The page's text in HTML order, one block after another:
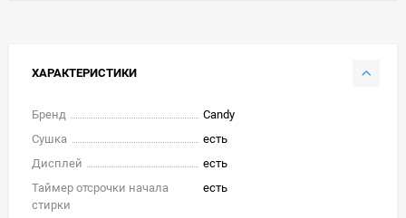
ХАРАКТЕРИСТИКИ
Бренд
Candy
Сушка
есть
Дисплей
есть
Таймер отсрочки начала
стирки
есть